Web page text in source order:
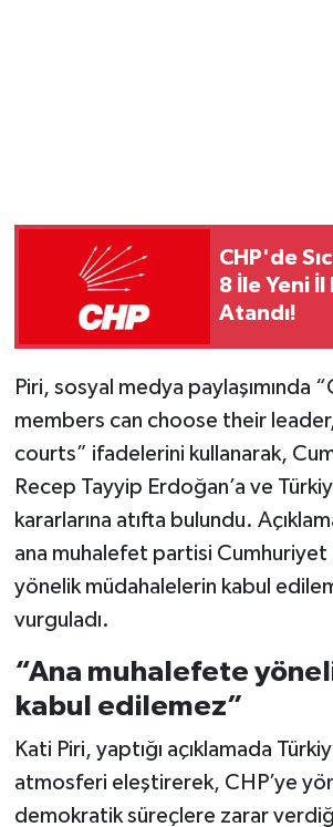
CHP'de
8 İle Yeni İl
Atandı!
Piri, sosyal medya paylaşımında
members can choose their
courts” ifadelerini kullanarak,
Recep Tayyip Erdoğan’a ve
kararlarına atıfta bulundu.
ana muhalefet partisi Cumhuriyet
yönelik müdahalelerin kabul
vurguladı.
“Ana muhalefete
kabul edilemez”
Kati Piri, yaptığı açıklamada
atmosferi eleştirerek, CHP’ye
demokratik süreçlere zarar
Seri İlan
Siyaset
Sokak Hayvanlarını
Sonsöz Özel
Spor
Vasıta
Yaşam